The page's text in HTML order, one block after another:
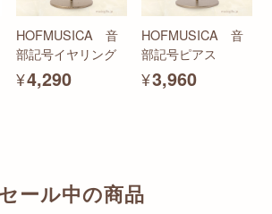
HOFMUSICA 音
部記号イヤリング
¥4,290
HOFMUSICA 音
部記号ピアス
¥3,960
セール中の商品